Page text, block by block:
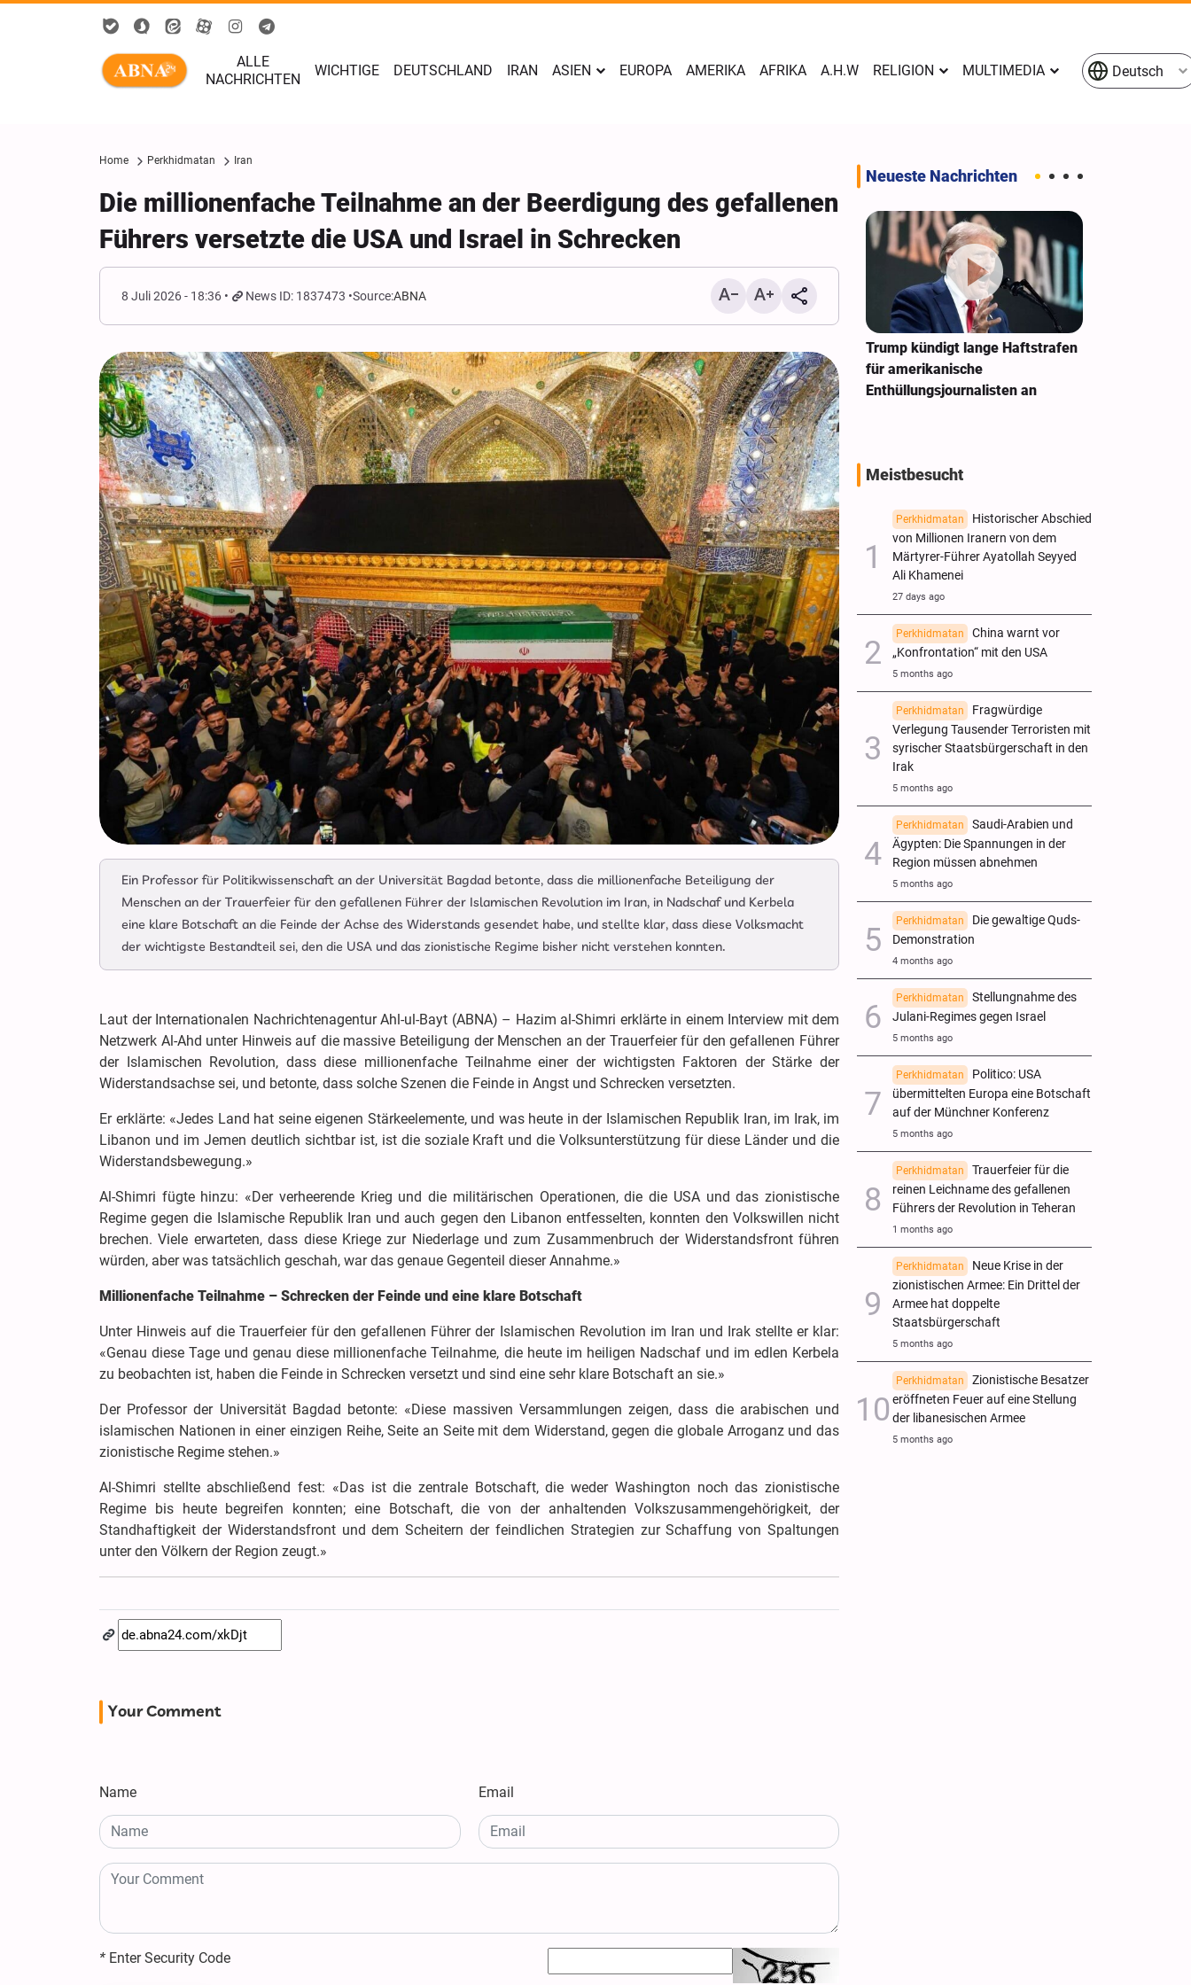
ALLE
NACHRICHTEN
WICHTIGE DEUTSCHLAND IRAN ASIEN EUROPA AMERIKA AFRIKA A.H.W RELIGION MULTIMEDIA Deutsch
Home Perkhidmatan Iran
Die millionenfache Teilnahme an der Beerdigung des gefallenen
Führers versetzte die USA und Israel in Schrecken
8 Juli 2026 - 18:36 News ID: 1837473 Source:ABNA
Ein Professor für Politikwissenschaft an der Universität Bagdad betonte, dass die millionenfache Beteiligung der
Menschen an der Trauerfeier für den gefallenen Führer der Islamischen Revolution im Iran, in Nadschaf und Kerbela
eine klare Botschaft an die Feinde der Achse des Widerstands gesendet habe, und stellte klar, dass diese Volksmacht
der wichtigste Bestandteil sei, den die USA und das zionistische Regime bisher nicht verstehen konnten.
Laut der Internationalen Nachrichtenagentur Ahl-ul-Bayt (ABNA) – Hazim al-Shimri erklärte in einem Interview mit dem
Netzwerk Al-Ahd unter Hinweis auf die massive Beteiligung der Menschen an der Trauerfeier für den gefallenen Führer
der Islamischen Revolution, dass diese millionenfache Teilnahme einer der wichtigsten Faktoren der Stärke der
Widerstandsachse sei, und betonte, dass solche Szenen die Feinde in Angst und Schrecken versetzten.
Er erklärte: «Jedes Land hat seine eigenen Stärkeelemente, und was heute in der Islamischen Republik Iran, im Irak, im
Libanon und im Jemen deutlich sichtbar ist, ist die soziale Kraft und die Volksunterstützung für diese Länder und die
Widerstandsbewegung.»
Al-Shimri fügte hinzu: «Der verheerende Krieg und die militärischen Operationen, die die USA und das zionistische
Regime gegen die Islamische Republik Iran und auch gegen den Libanon entfesselten, konnten den Volkswillen nicht
brechen. Viele erwarteten, dass diese Kriege zur Niederlage und zum Zusammenbruch der Widerstandsfront führen
würden, aber was tatsächlich geschah, war das genaue Gegenteil dieser Annahme.»
Millionenfache Teilnahme – Schrecken der Feinde und eine klare Botschaft
Unter Hinweis auf die Trauerfeier für den gefallenen Führer der Islamischen Revolution im Iran und Irak stellte er klar:
«Genau diese Tage und genau diese millionenfache Teilnahme, die heute im heiligen Nadschaf und im edlen Kerbela
zu beobachten ist, haben die Feinde in Schrecken versetzt und sind eine sehr klare Botschaft an sie.»
Der Professor der Universität Bagdad betonte: «Diese massiven Versammlungen zeigen, dass die arabischen und
islamischen Nationen in einer einzigen Reihe, Seite an Seite mit dem Widerstand, gegen die globale Arroganz und das
zionistische Regime stehen.»
Al-Shimri stellte abschließend fest: «Das ist die zentrale Botschaft, die weder Washington noch das zionistische
Regime bis heute begreifen konnten; eine Botschaft, die von der anhaltenden Volkszusammengehörigkeit, der
Standhaftigkeit der Widerstandsfront und dem Scheitern der feindlichen Strategien zur Schaffung von Spaltungen
unter den Völkern der Region zeugt.»
Your Comment
Name Email
* Enter Security Code
Neueste Nachrichten
Yahya Sari: Wir haben die
Stellungen der saudischen
Söldner mit ballistischen Raketen
und Drohnen zerschlagen
Trump kündigt lange Haftstrafen
für amerikanische
Enthüllungsjournalisten an
Meistbesucht
Perkhidmatan
Historischer Abschied
von Millionen Iranern von dem
Märtyrer-Führer Ayatollah Seyyed
Ali Khamenei
27 days ago
Perkhidmatan
China warnt vor
„Konfrontation“ mit den USA
5 months ago
Perkhidmatan
Fragwürdige
Verlegung Tausender Terroristen mit
syrischer Staatsbürgerschaft in den
Irak
5 months ago
Perkhidmatan
Saudi-Arabien und
Ägypten: Die Spannungen in der
Region müssen abnehmen
5 months ago
Perkhidmatan
Die gewaltige Quds-
Demonstration
4 months ago
Perkhidmatan
Stellungnahme des
Julani-Regimes gegen Israel
5 months ago
Perkhidmatan
Politico: USA
übermittelten Europa eine Botschaft
auf der Münchner Konferenz
5 months ago
Perkhidmatan
Trauerfeier für die
reinen Leichname des gefallenen
Führers der Revolution in Teheran
1 months ago
Perkhidmatan
Neue Krise in der
zionistischen Armee: Ein Drittel der
Armee hat doppelte
Staatsbürgerschaft
5 months ago
Perkhidmatan
Zionistische Besatzer
eröffneten Feuer auf eine Stellung
der libanesischen Armee
5 months ago